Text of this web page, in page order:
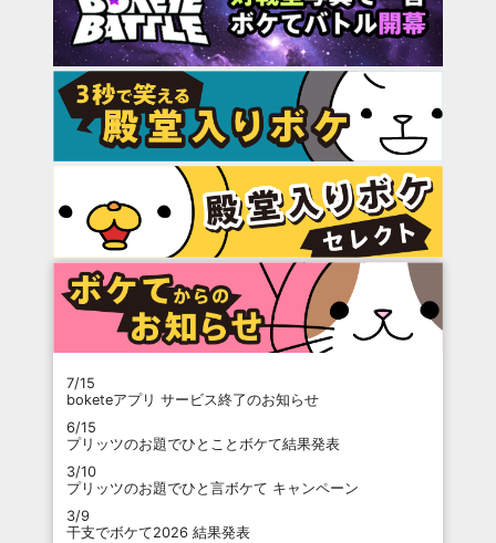
7/15
boketeアプリ サービス終了のお知らせ
6/15
プリッツのお題でひとことボケて結果発表
3/10
プリッツのお題でひと言ボケて キャンペーン
3/9
干支でボケて2026 結果発表